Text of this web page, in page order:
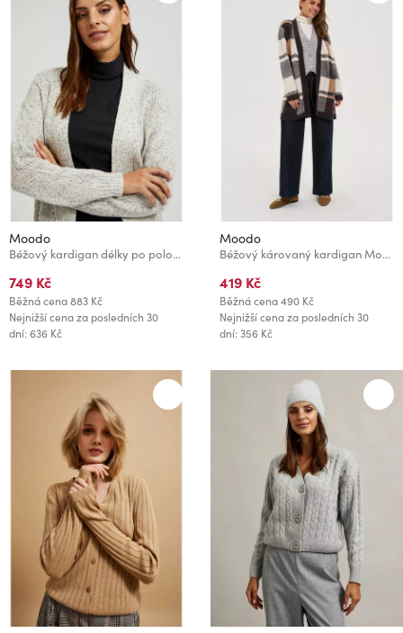
Moodo
Béžový kardigan délky po polovinu stehna Moodo
749 Kč
Běžná cena883 Kč
Nejnižší cena za posledních 30
dní: 636 Kč
Moodo
Béžový károvaný kardigan Moodo
419 Kč
Běžná cena490 Kč
Nejnižší cena za posledních 30
dní: 356 Kč